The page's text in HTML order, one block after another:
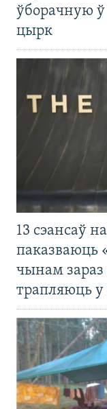
ўборачную ў
цырк
13 сэансаў
паказваюць
чынам зараз
трапляюць у